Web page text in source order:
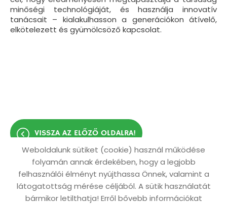
minőségi technológiáját, és használja innovatív
tanácsait – kialakulhasson a generációkon átívelő,
elkötelezett és gyümölcsöző kapcsolat.
VISSZA AZ ELŐZŐ OLDALRA!
Oldal információk
Adatkezelési tájékoztató
Weboldalunk sütiket (cookie) használ működése
folyamán annak érdekében, hogy a legjobb
felhasználói élményt nyújthassa Önnek, valamint a
látogatottság mérése céljából. A sütik használatát
bármikor letilthatja! Erről bővebb információkat